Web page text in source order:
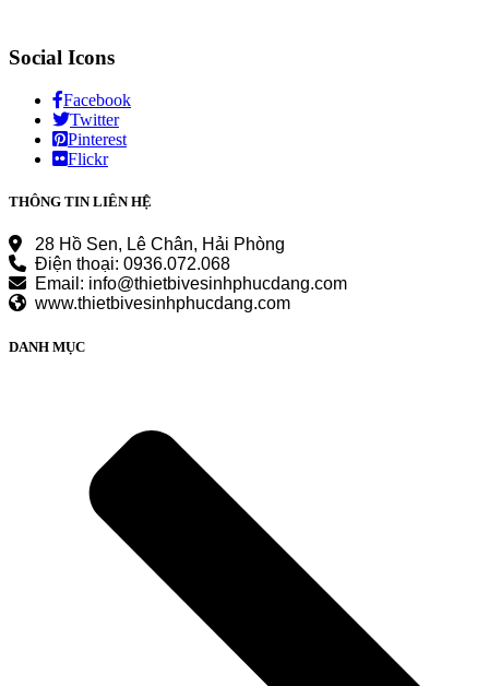
Social Icons
Facebook
Twitter
Pinterest
Flickr
THÔNG TIN LIÊN HỆ
28 Hồ Sen, Lê Chân, Hải Phòng
Điện thoại: 0936.072.068
Email: info@thietbivesinhphucdang.com
www.thietbivesinhphucdang.com
DANH MỤC